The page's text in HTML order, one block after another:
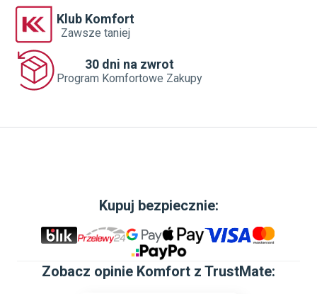
Klub Komfort
Zawsze taniej
30 dni na zwrot
Program Komfortowe Zakupy
Kupuj bezpiecznie:
Zobacz opinie Komfort z TrustMate: